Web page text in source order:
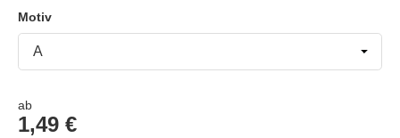
Motiv
Motiv
ab
1,49 €